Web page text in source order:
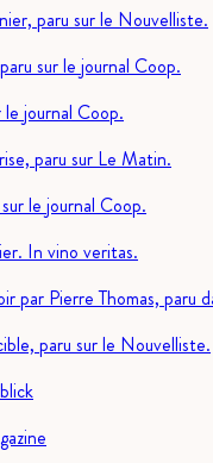
paru sur le Nouvelliste.
sur le journal Coop.
journal Coop.
paru sur Le Matin.
le journal Coop.
In vino veritas.
par Pierre Thomas, paru
paru sur le Nouvelliste.